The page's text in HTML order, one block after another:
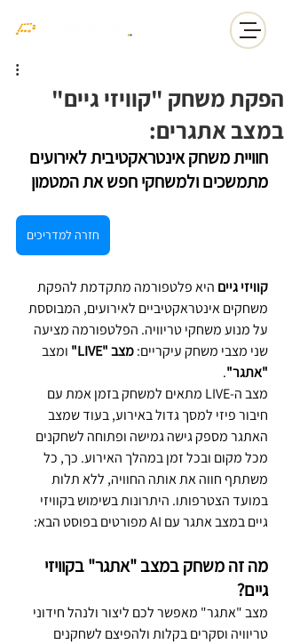
הפקת משחק "קוויזי גיים"
במצב אתגרים:
חוויית משחק אינטראקטיבית לאירועים
מתמשכים ולמשחקי חפש את המטמון
חזרה למדריכים
קוויזי גיים היא פלטפורמה מתקדמת להפקת
משחקים אינטראקטיביים לאירועים, המבוססת
על מנוע משחקי טריוויה. הפלטפורמה מציעה
שני מצבי משחק עיקריים: מצב "LIVE"
ומצב
"אתגר".
מצב ה-LIVE מתאים למשחק בזמן אמת עם
חיבור פיזי למסך גדול באירוע, בעוד שמצב
האתגר מספק גישה גמישה ופתוחה לשחקנים
מכל מקום ובכל זמן במהלך האירוע. כך, כל
משתתף חווה את אותה החוויה, ללא תלות
במועד הצטרפותו. היתרונות בשימוש בקוויזי
גיים במצב אתגר עם AI מפורטים בפוסט הבא:
מה זה משחק במצב "אתגר" בקוויזי
גיים?
מצב "אתגר" מאפשר לכם ליצור ולנהל חידוני
טריוויה וסקרים בקלות ולהפיצם לשחקנים